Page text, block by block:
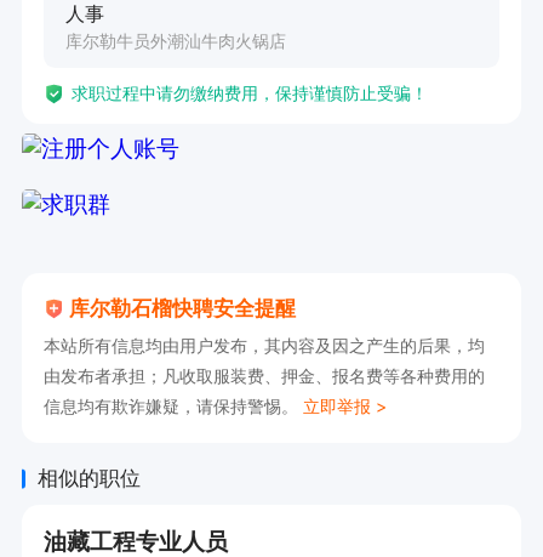
联系我时，请说是在石榴快聘网上看到的!
效率更高！
人事
库尔勒牛员外潮汕牛肉火锅店
求职过程中请勿缴纳费用，保持谨慎防止受骗！
库尔勒石榴快聘安全提醒
本站所有信息均由用户发布，其内容及因之产生的后果，均
由发布者承担；凡收取服装费、押金、报名费等各种费用的
信息均有欺诈嫌疑，请保持警惕。 立即举报 >
相似的职位
油藏工程专业人员